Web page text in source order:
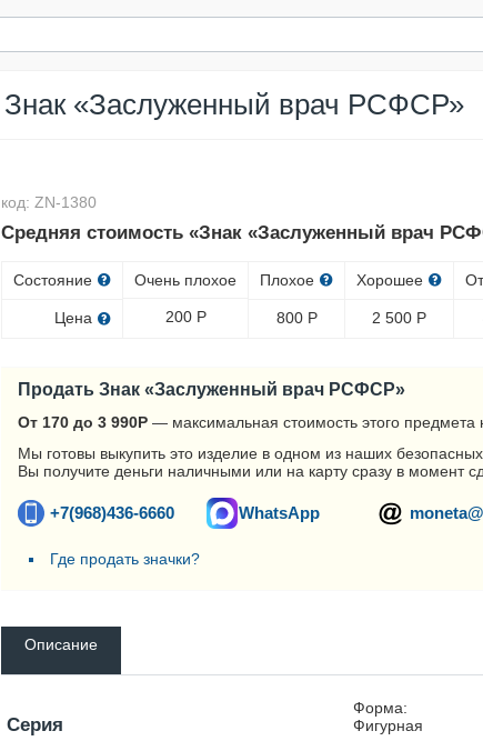
Знак «Заслуженный врач РСФСР»
код: ZN-1380
Средняя стоимость «Знак «Заслуженный врач
Состояние
Цена
Очень плохое
200 Р
Плохое
800 Р
Хорошее
2 500 Р
Продать Знак «Заслуженный врач РСФСР»
От 170 до 3 990Р — максимальная стоимость этого предмета
Мы готовы выкупить это изделие в одном из наших
Вы получите деньги наличными или на карту сразу в момент
+7(968)436-6660 WhatsApp
Где продать значки?
Описание
Форма:
Фигурная
Серия